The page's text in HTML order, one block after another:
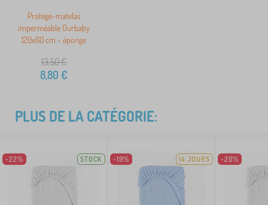
Protège-matelas
imperméable Ourbaby
120x60 cm - éponge
13,50€
8,80 €
PLUS DE LA CATÉGORIE:
-22% STOCK -19% 14 JOURS -20%